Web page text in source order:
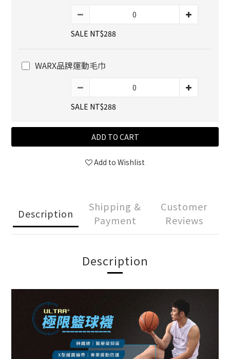
SALE NT$288
WARX品牌運動毛巾
SALE NT$288
ADD TO CART
Add to Wishlist
Description
Shipping &
Payment
Customer
Reviews
Description